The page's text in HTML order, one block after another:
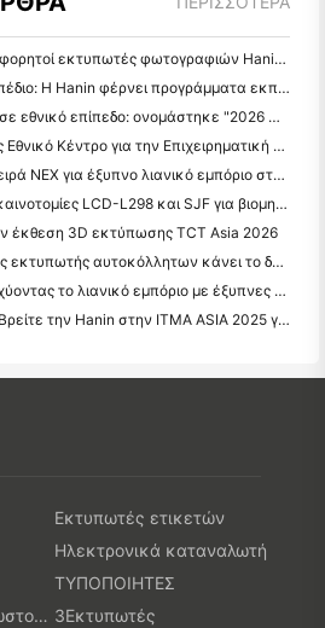
Οι άμεσες κάμερες και οι φορητοί εκτυπωτές φωτογραφιών Hanin προσελκύουν ισχυρό ενδιαφέρον στο IEAE Shenzhen 2026
Ταξίδι στο χιονισμένο οροπέδιο: Η Hanin φέρνει προγράμματα εκπαίδευσης φωτογραφίας στα παιδιά στο Qamdo
Η Hanin κερδίζει νέα τιμή σε εθνικό επίπεδο: ονομάστηκε "2026 Made in China · Trusted Brand by Consumers"
Η Hanin αναγνωρίζεται ως Εθνικό Κέντρο για την Επιχειρηματική Τεχνολογία για την Καινοτομία
Η HPRT παρουσιάζει τη σειρά NEX για έξυπνο λιανικό εμπόριο στο CHINASHOP 2026
Η Hanin αποκαλύπτει τις καινοτομίες LCD-L298 και SJF για βιομηχανική 3D εκτύπωση στο TCT Asia 2026
έκθεση 3D εκτύπωσης TCT Asia 2026
Hanin NEW1: Ένας φορητός εκτυπωτής αυτοκόλλητων κάνει το δρόμο του στα καταστήματα LOFT της Ιαπωνίας
Hanin στο NRF 2026: Ενισχύοντας το λιανικό εμπόριο με έξυπνες λύσεις εκτύπωσης πλήρους σεναρίου
Τα λέμε στη Σιγκαπούρη: Βρείτε την Hanin στην ITMA ASIA 2025 για να μάρτυρες της τελευταίας τεχνολογίας ψηφιακής εκτύπωσης
Εκτυπωτές ετικετών
Ηλεκτρονικά καταναλωτή
ΤΥΠΟΠΟΙΗΤΕΣ
Ψηφιακοί εκτυπωτές κλωστοϋφαντουργικών προϊόντων 3Εκτυπωτές